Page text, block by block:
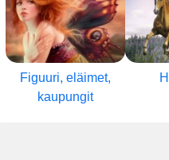
Figuuri, eläimet,
kaupungit